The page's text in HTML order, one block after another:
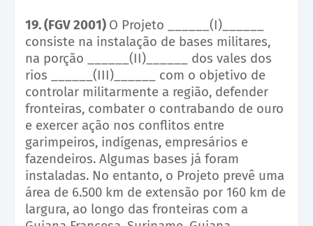
19. (FGV 2001) O Projeto ______(I)______
consiste na instalação de bases militares,
na porção ______(II)______ dos vales dos
rios ______(III)______ com o objetivo de
controlar militarmente a região, defender
fronteiras, combater o contrabando de ouro
e exercer ação nos conflitos entre
garimpeiros, indígenas, empresários e
fazendeiros. Algumas bases já foram
instaladas. No entanto, o Projeto prevê uma
área de 6.500 km de extensão por 160 km de
largura, ao longo das fronteiras com a